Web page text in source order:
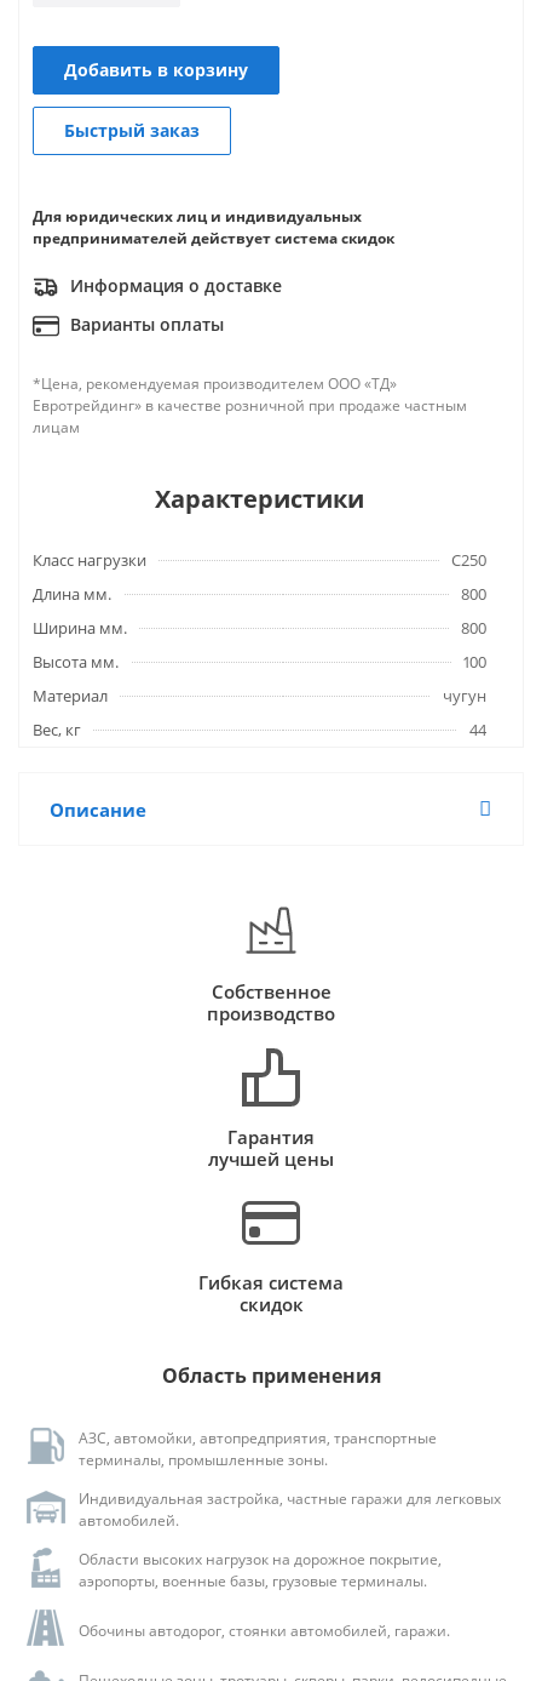
Добавить в корзину
Быстрый заказ
Для юридических лиц и индивидуальных
предпринимателей действует система скидок
Информация о доставке
Варианты оплаты
*Цена, рекомендуемая производителем ООО «ТД»
Евротрейдинг» в качестве розничной при продаже частным
лицам
Характеристики
Класс нагрузки
C250
Длина мм.
800
Ширина мм.
800
Высота мм.
100
Материал
чугун
Вес, кг
44
Описание
Собственное
производство
Гарантия
лучшей цены
Гибкая система
скидок
Область применения
АЗС, автомойки, автопредприятия, транспортные
терминалы, промышленные зоны.
Индивидуальная застройка, частные гаражи для легковых
автомобилей.
Области высоких нагрузок на дорожное покрытие,
аэропорты, военные базы, грузовые терминалы.
Обочины автодорог, стоянки автомобилей, гаражи.